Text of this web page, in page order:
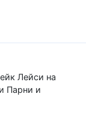
Лейси на
Парни и